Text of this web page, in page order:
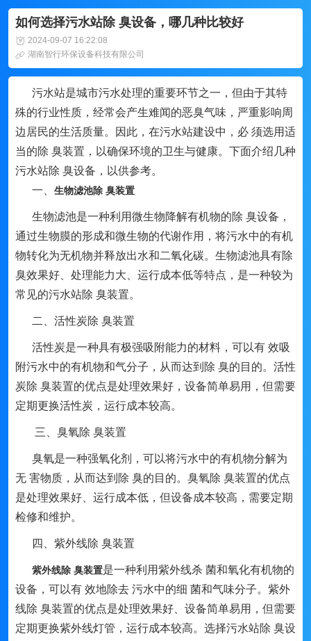
如何选择污水站除 臭设备，哪几种比较好
2024-09-07 16:22:08
湖南智行环保设备科技有限公司
污水站是城市污水处理的重要环节之一，但由于其特
殊的行业性质，经常会产生难闻的恶臭气味，严重影响周
边居民的生活质量。因此，在污水站建设中，必 须选用适
当的除 臭装置，以确保环境的卫生与健康。下面介绍几种
污水站除 臭设备，以供参考。
一、 生物滤池除 臭装置
生物滤池是一种利用微生物降解有机物的除 臭设备，
通过生物膜的形成和微生物的代谢作用，将污水中的有机
物转化为无机物并释放出水和二氧化碳。生物滤池具有除
臭效果好、处理能力大、运行成本低等特点，是一种较为
常见的污水站除 臭装置。
二、活性炭除 臭装置
活性炭是一种具有极强吸附能力的材料，可以有 效吸
附污水中的有机物和气分子，从而达到除 臭的目的。活性
炭除 臭装置的优点是处理效果好，设备简单易用，但需要
定期更换活性炭，运行成本较高。
三、臭氧除 臭装置
臭氧是一种强氧化剂，可以将污水中的有机物分解为
无 害物质，从而达到除 臭的目的。臭氧除 臭装置的优点
是处理效果好、运行成本低，但设备成本较高，需要定期
检修和维护。
四、紫外线除 臭装置
紫外线除 臭装置是一种利用紫外线杀 菌和氧化有机物的
设备，可以有 效地除去 污水中的细 菌和气味分子。紫外
线除 臭装置的优点是处理效果好、设备简单易用，但需要
定期更换紫外线灯管，运行成本较高。选择污水站除 臭设